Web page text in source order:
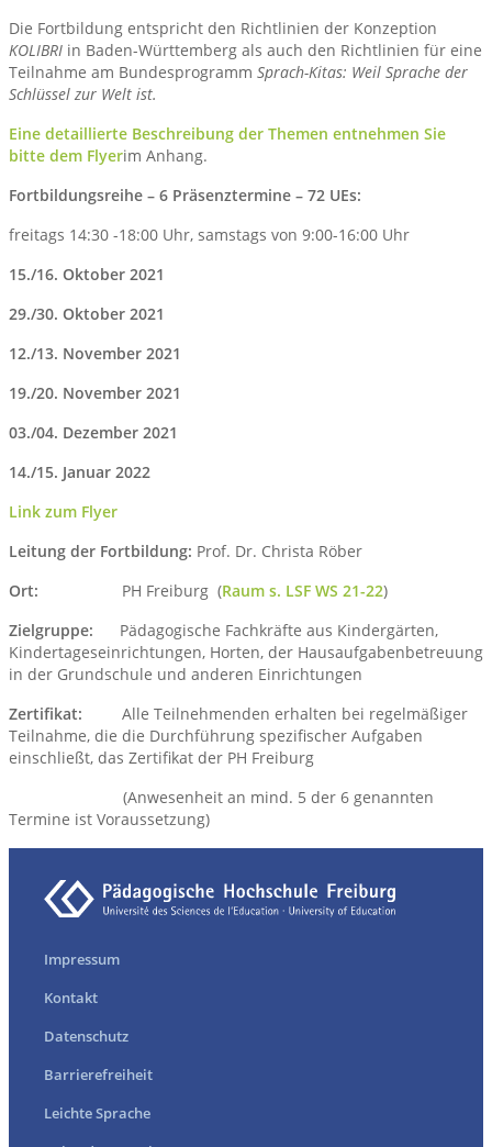
Die Fortbildung entspricht den Richtlinien der Konzeption
KOLIBRI in Baden-Württemberg als auch den Richtlinien für eine
Teilnahme am Bundesprogramm Sprach-Kitas: Weil Sprache der
Schlüssel zur Welt ist.
Eine detaillierte Beschreibung der Themen entnehmen Sie
bitte dem Flyerim Anhang.
Fortbildungsreihe – 6 Präsenztermine – 72 UEs:
freitags 14:30 -18:00 Uhr, samstags von 9:00-16:00 Uhr
15./16. Oktober 2021
29./30. Oktober 2021
12./13. November 2021
19./20. November 2021
03./04. Dezember 2021
14./15. Januar 2022
Link zum Flyer
Leitung der Fortbildung: Prof. Dr. Christa Röber
Ort:
PH Freiburg (Raum s. LSF WS 21-22)
Zielgruppe: Pädagogische Fachkräfte aus Kindergärten,
Kindertageseinrichtungen, Horten, der Hausaufgabenbetreuung
in der Grundschule und anderen Einrichtungen
Zertifikat: Alle Teilnehmenden erhalten bei regelmäßiger
Teilnahme, die die Durchführung spezifischer Aufgaben
einschließt, das Zertifikat der PH Freiburg
(Anwesenheit an mind. 5 der 6 genannten
Termine ist Voraussetzung)
Impressum
Kontakt
Datenschutz
Barrierefreiheit
Leichte Sprache